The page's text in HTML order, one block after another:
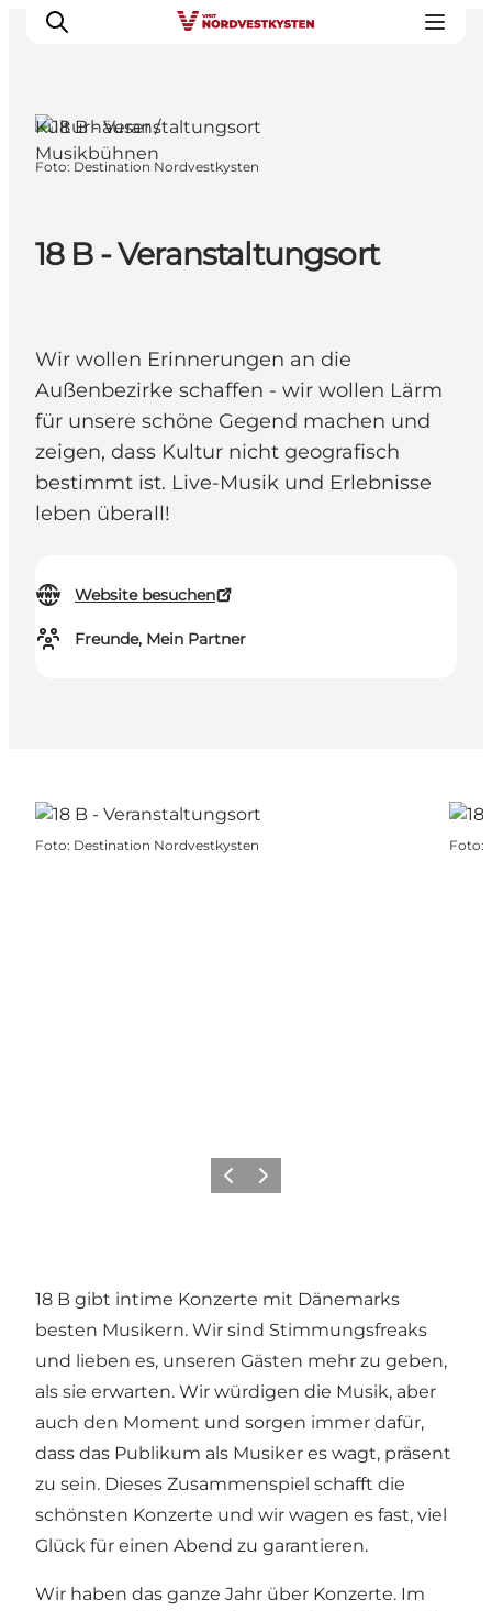
Events
18 B - Veranstaltungsort
Wir wollen Erinnerungen an die
Außenbezirke schaffen - wir wollen Lärm
für unsere schöne Gegend machen und
zeigen, dass Kultur nicht geografisch
bestimmt ist. Live-Musik und Erlebnisse
leben überall!
Website besuchen
Freunde, Mein Partner
Kulturhäuser /
Musikbühnen
Foto: Destination Nordvestkysten
Foto: Destination Nordvestkysten Foto:
ZurückWeiter
18 B gibt intime Konzerte mit Dänemarks
besten Musikern. Wir sind Stimmungsfreaks
und lieben es, unseren Gästen mehr zu geben,
als sie erwarten. Wir würdigen die Musik, aber
auch den Moment und sorgen immer dafür,
dass das Publikum als Musiker es wagt, präsent
zu sein. Dieses Zusammenspiel schafft die
schönsten Konzerte und wir wagen es fast, viel
Glück für einen Abend zu garantieren.
Wir haben das ganze Jahr über Konzerte. Im